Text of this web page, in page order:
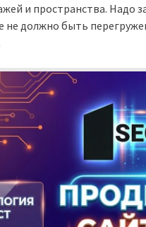
и пространства. Надо
не должно быть